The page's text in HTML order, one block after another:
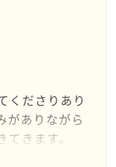
くださりあり
がありながら
きます。
度、そして将